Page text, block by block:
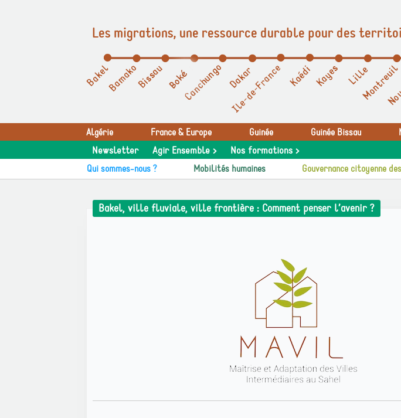
Les migrations, une ressource durable pour des
Algérie France & Europe Guinée Guinée Bissau
Newsletter Agir Ensemble > Nos formations >
Qui sommes-nous ? Mobilités humaines Gouvernance citoyenne
Bakel, ville fluviale, ville frontière : Comment penser l’avenir ?